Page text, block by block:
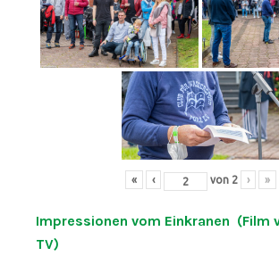
« ‹ von 2 › »
Impressionen vom Einkranen (Film
TV)